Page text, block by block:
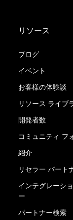
リソース
ブログ
イベント
お客様の体験談
リソース ライブ
開発者数
コミュニティ フ
紹介
リセラー パート
インテグレーシ
ー
パートナー検索